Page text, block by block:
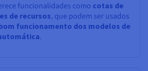
funcionalidades como cotas de
de recursos, que podem ser usados
funcionamento dos modelos de
.